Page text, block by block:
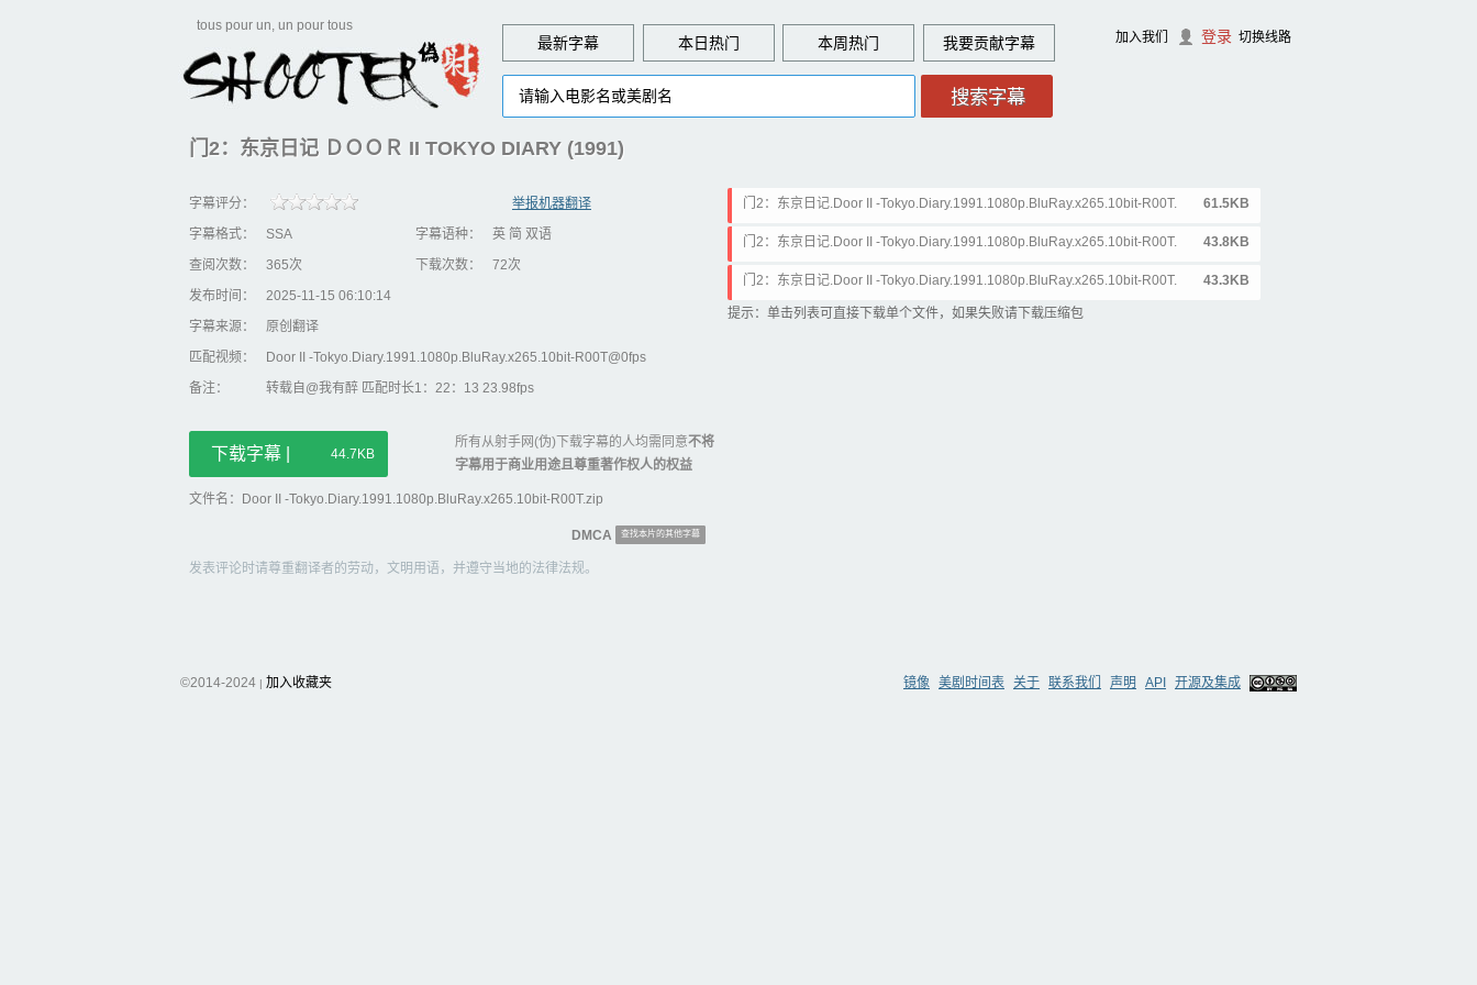
tous pour un, un pour tous
最新字幕 本日热门 本周热门 贡献字幕 加入我们 登录 切换线路
门2：东京日记 ＤＯＯＲ II TOKYO DIARY (1991)
字幕评分：
举报机器翻译
字幕格式：
SSA 字幕语种：
英 简 双语
查阅次数：
365次 下载次数：
72次
发布时间：
2025-11-15 06:10:14
字幕来源：
原创翻译
匹配视频：
Door II -Tokyo.Diary.1991.1080p.BluRay.x265.10bit-R00T@0fps
备注：
转载自@我有醉 匹配时长1：22：13 23.98fps
下载字幕 | 44.7KB
所有从射手网(伪)下载字幕的人均需同意不将
字幕用于商业用途且尊重著作权人的权益
文件名：Door II -Tokyo.Diary.1991.1080p.BluRay.x265.10bit-R00T.zip
门2：东京日记.Door II -Tokyo.Diary.1991.1080p.BluRay.x265.10bit-R00T.
简英特效.ass
61.5KB
门2：东京日记.Door II -Tokyo.Diary.1991.1080p.BluRay.x265.10bit-R00T.
英文.ass
43.8KB
门2：东京日记.Door II -Tokyo.Diary.1991.1080p.BluRay.x265.10bit-R00T.
简中特效.ass
43.3KB
提示：单击列表可直接下载单个文件，如果失败请下载压缩包
DMCA 查找本片的其他字幕
发表评论时请尊重翻译者的劳动，文明用语，并遵守当地的法律法规。
©2014-2024 | 加入收藏夹 镜像 美剧时间表 关于 联系我们 声明 API 开源及集成